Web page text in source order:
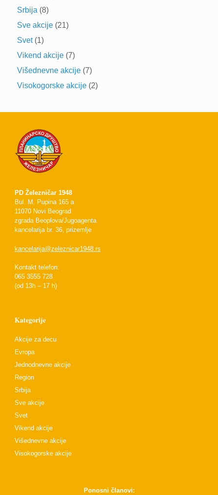
Srbija (8)
Sve akcije (21)
Svet(1)
Vikend akcije (7)
Višednevne akcije (7)
Visokogorske akcije (2)
PD Železničar 1948
Bul. M. Pupina 165 a
11070 Novi Beograd
zgrada Beoplova/Jugoagenta
kancelarija br. 36, prizemlje
kancelarija@zeleznicar1948.rs
Kontakt telefon:
065 3555 728
(od 13h – 17 h)
Kategorije
Akcije za decu
Evropa
Jednodnevne akcije
Region
Srbija
Sve akcije
Svet
Vikend akcije
Višednevne akcije
Visokogorske akcije
Ponosni članovi: